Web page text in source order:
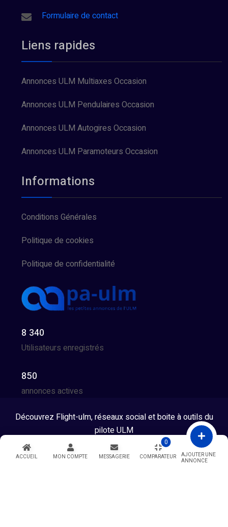
ACCUEIL MON COMPTE MESSAGERIE COMPARATEUR
0
AJOUTER UNE
ANNONCE
Formulaire de contact
Liens rapides
Annonces ULM Multiaxes Occasion
Annonces ULM Pendulaires Occasion
Annonces ULM Autogires Occasion
Annonces ULM Paramoteurs Occasion
Informations
Conditions Générales
Politique de cookies
Politique de confidentialité
8 340
Utilisateurs enregistrés
850
annonces actives
Découvrez Flight-ulm, réseaux social et boite à outils du
pilote ULM
Tous droits réservés © 2026 - Developpé par GG Team